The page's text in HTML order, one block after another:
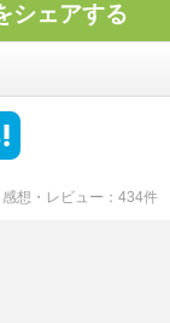
シェアする
感想・レビュー 434件